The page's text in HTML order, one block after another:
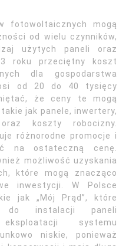
fotowoltaicznych mogą
od wielu czynników,
użytych paneli oraz
roku przeciętny koszt
dla gospodarstwa
od 20 do 40 tysięcy
że ceny te mogą
jak panele, inwertery,
koszty robocizny.
różnorodne promocje i
na ostateczną cenę.
możliwość uzyskania
które mogą znacząco
inwestycji. W Polsce
jak „Mój Prąd”, które
do instalacji paneli
systemu
niskie, ponieważ